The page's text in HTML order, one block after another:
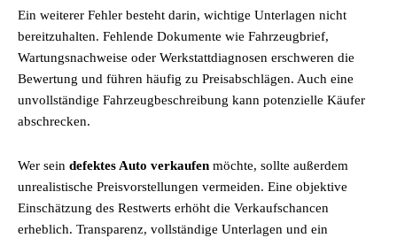
Ein weiterer Fehler besteht darin, wichtige Unterlagen nicht
bereitzuhalten. Fehlende Dokumente wie Fahrzeugbrief,
Wartungsnachweise oder Werkstattdiagnosen erschweren die
Bewertung und führen häufig zu Preisabschlägen. Auch eine
unvollständige Fahrzeugbeschreibung kann potenzielle Käufer
abschrecken.
Wer sein defektes Auto verkaufen möchte, sollte außerdem
unrealistische Preisvorstellungen vermeiden. Eine objektive
Einschätzung des Restwerts erhöht die Verkaufschancen
erheblich. Transparenz, vollständige Unterlagen und ein